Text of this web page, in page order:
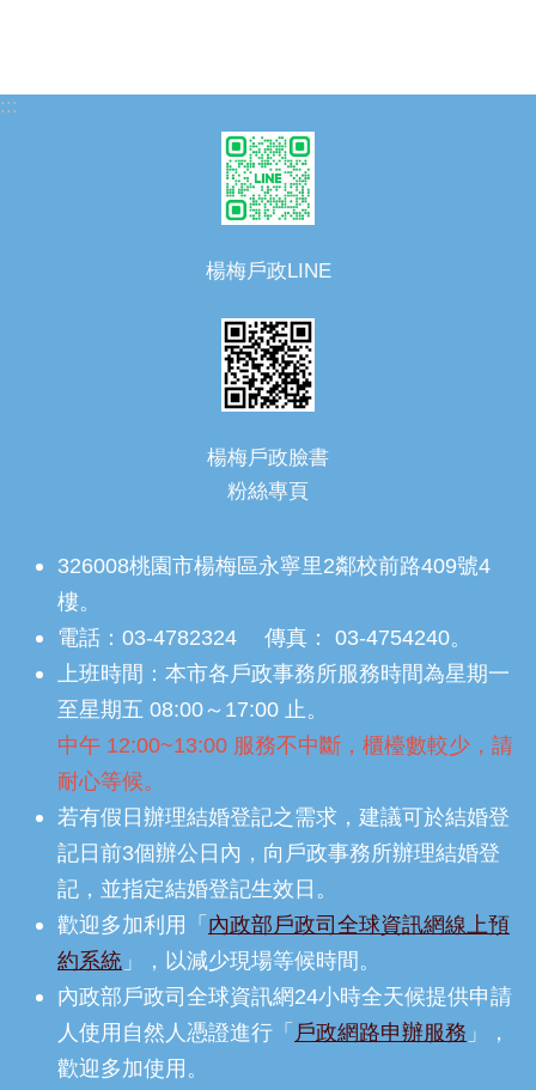
:::
楊梅戶政LINE
楊梅戶政臉書
粉絲專頁
326008桃園市楊梅區永寧里2鄰校前路409號4
樓。
電話：03-4782324 傳真： 03-4754240。
上班時間：本市各戶政事務所服務時間為星期一
至星期五 08:00～17:00 止。
中午 12:00~13:00 服務不中斷，櫃檯數較少，請
耐心等候。
若有假日辦理結婚登記之需求，建議可於結婚登
記日前3個辦公日內，向戶政事務所辦理結婚登
記，並指定結婚登記生效日。
歡迎多加利用「 內政部戶政司全球資訊網線上預
約系統 」，以減少現場等候時間。
內政部戶政司全球資訊網24小時全天候提供申請
人使用自然人憑證進行「 戶政網路申辦服務 」，
歡迎多加使用。